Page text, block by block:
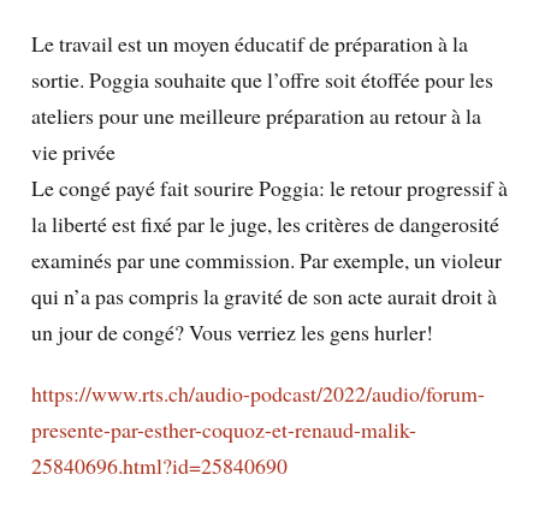
Le travail est un moyen éducatif de préparation à la
sortie. Poggia souhaite que l’offre soit étoffée pour les
ateliers pour une meilleure préparation au retour à la
vie privée
Le congé payé fait sourire Poggia: le retour progressif à
la liberté est fixé par le juge, les critères de dangerosité
examinés par une commission. Par exemple, un violeur
qui n’a pas compris la gravité de son acte aurait droit à
un jour de congé? Vous verriez les gens hurler!
https://www.rts.ch/audio-podcast/2022/audio/forum-
presente-par-esther-coquoz-et-renaud-malik-
25840696.html?id=25840690